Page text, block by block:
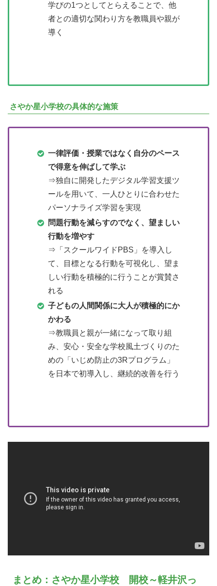
学びの1つとしてとらえることで、他
者との適切な関わり方を教職員や親が
導く
さやか星小学校の具体的な施策
一律評価・授業ではなく自分のペース
で得意を伸ばして学ぶ
⇒独自に開発したデジタル学習支援ツ
ールを用いて、一人ひとりに合わせた
パーソナライズ学習を実現
問題行動を減らすのでなく、望ましい
行動を増やす
⇒「スクールワイドPBS」を導入し
て、目標となる行動を可視化し、望ま
しい行動を積極的に行うことが賞賛さ
れる
子どもの人間関係に大人が積極的にか
かわる
⇒教職員と親が一緒になって取り組
み、安心・安全な学校風土づくりのた
めの「いじめ防止の3Rプログラム」
を日本で初導入し、継続的改善を行う
まとめ：さやか星小学校 開校～軽井沢っ